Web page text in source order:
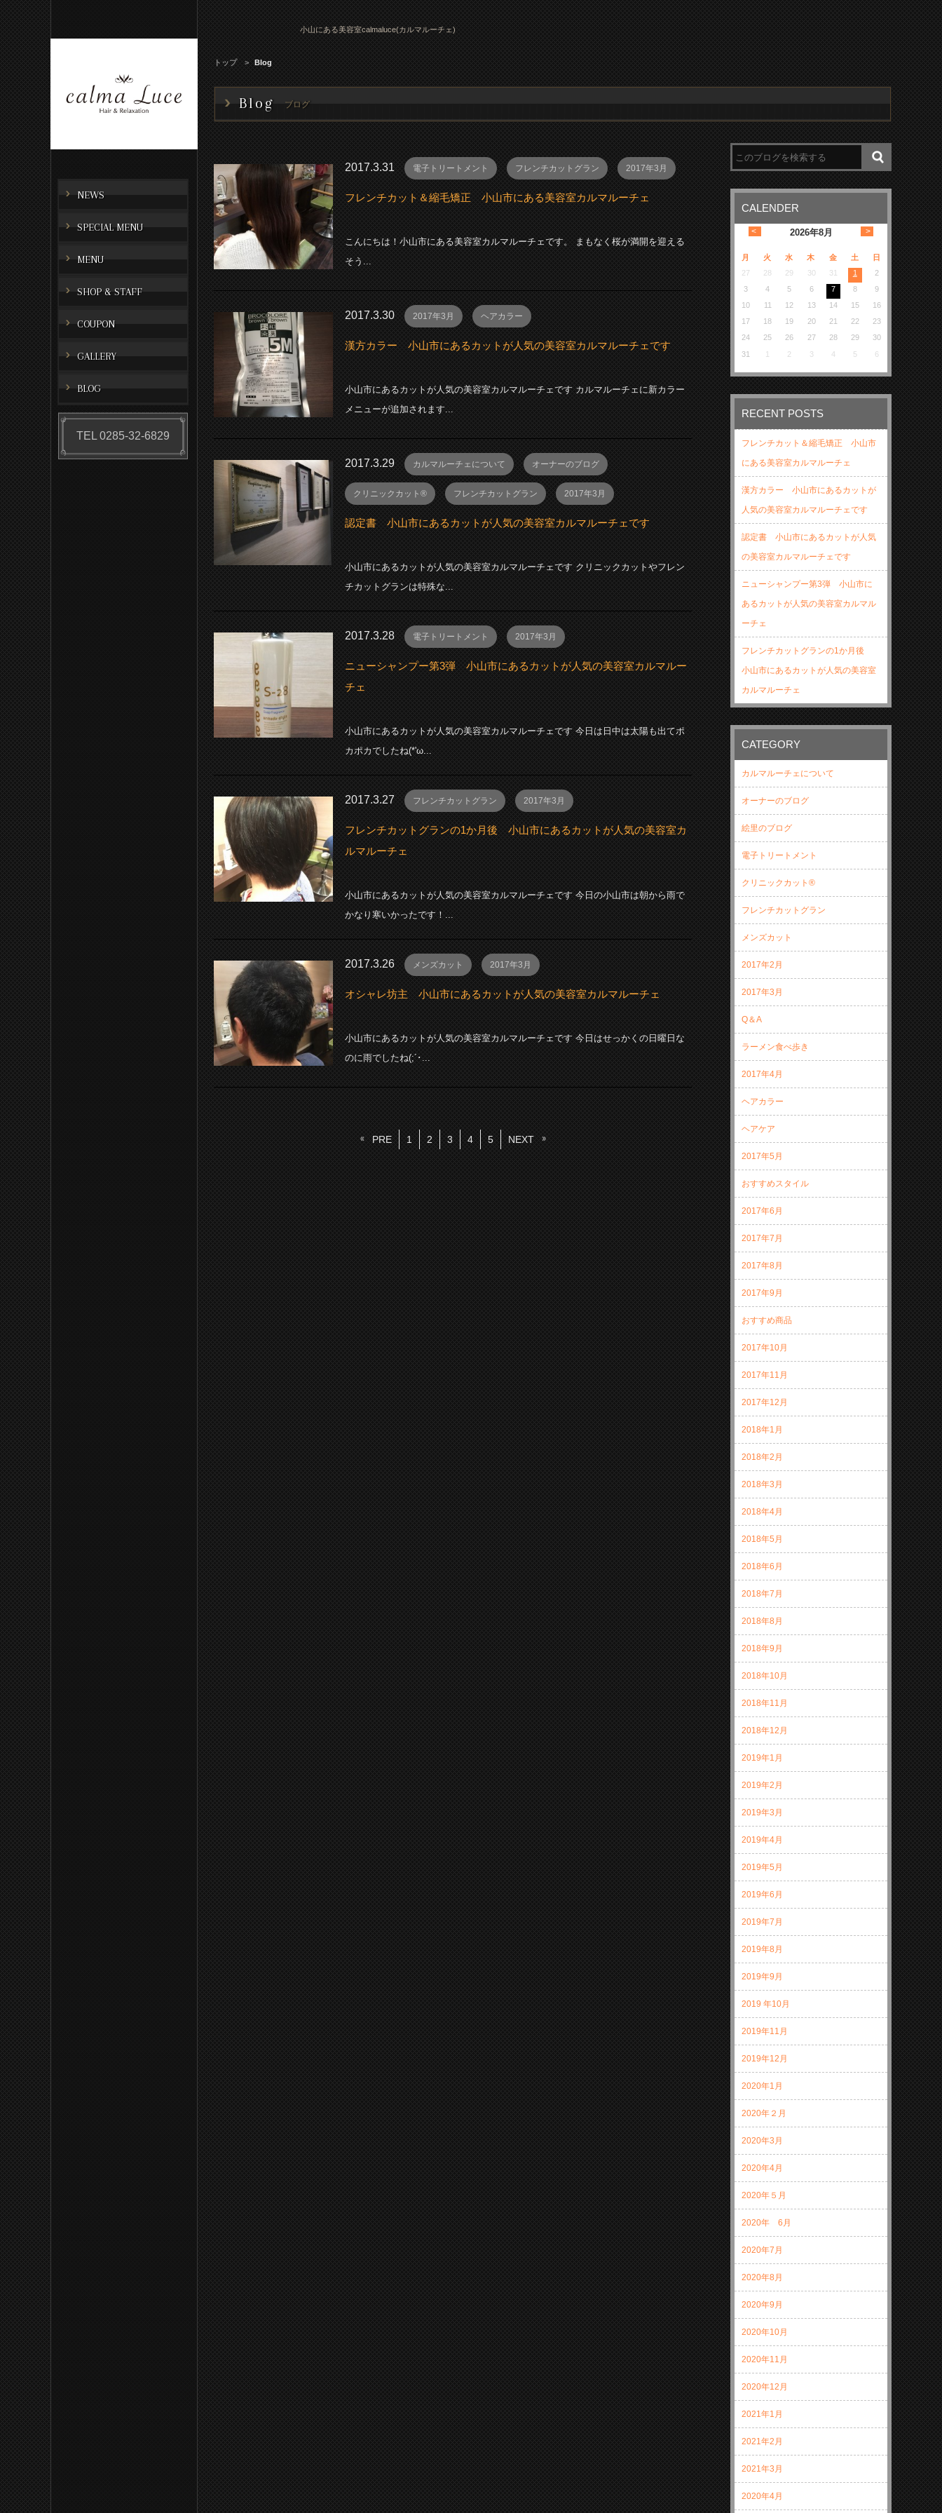
NEWS
SPECIAL MENU
MENU
SHOP & STAFF
COUPON
GALLERY
BLOG
TEL 0285-32-6829
小山にある美容室calmaluce(カルマルーチェ)
トップ Blog
Blog ブログ
2017.3.31 電子トリートメント フレンチカットグラン 2017年3月
フレンチカット＆縮毛矯正 小山市にある美容室カルマルーチェ
こんにちは！小山市にある美容室カルマルーチェです。 まもなく桜が満開を迎える
そう...
2017.3.30 2017年3月 ヘアカラー
漢方カラー 小山市にあるカットが人気の美容室カルマルーチェです
小山市にあるカットが人気の美容室カルマルーチェです カルマルーチェに新カラー
メニューが追加されます...
2017.3.29 カルマルーチェについて オーナーのブログ
クリニックカット® フレンチカットグラン 2017年3月
認定書 小山市にあるカットが人気の美容室カルマルーチェです
小山市にあるカットが人気の美容室カルマルーチェです クリニックカットやフレン
チカットグランは特殊な...
2017.3.28 電子トリートメント 2017年3月
ニューシャンプー第3弾 小山市にあるカットが人気の美容室カルマルー
チェ
小山市にあるカットが人気の美容室カルマルーチェです 今日は日中は太陽も出てポ
カポカでしたね(*'ω...
2017.3.27 フレンチカットグラン 2017年3月
フレンチカットグランの1か月後 小山市にあるカットが人気の美容室カ
ルマルーチェ
小山市にあるカットが人気の美容室カルマルーチェです 今日の小山市は朝から雨で
かなり寒いかったです！...
2017.3.26 メンズカット 2017年3月
オシャレ坊主 小山市にあるカットが人気の美容室カルマルーチェ
小山市にあるカットが人気の美容室カルマルーチェです 今日はせっかくの日曜日な
のに雨でしたね(;´･...
PRE 1 2 3 4 5 NEXT
CALENDER
2026年8月
< >
月 火 水 木 金 土
日
27
28 29 30 31 1
2
3
4 5 6 7 8
9
10
11 12 13 14 15
16
17
18 19 20 21 22
23
24
25 26 27 28 29
30
31
1 2 3 4 5 6
RECENT POSTS
フレンチカット＆縮毛矯正 小山市
にある美容室カルマルーチェ
漢方カラー 小山市にあるカットが
人気の美容室カルマルーチェです
認定書 小山市にあるカットが人気
の美容室カルマルーチェです
ニューシャンプー第3弾 小山市に
あるカットが人気の美容室カルマル
ーチェ
フレンチカットグランの1か月後
小山市にあるカットが人気の美容室
カルマルーチェ
CATEGORY
カルマルーチェについて
オーナーのブログ
絵里のブログ
電子トリートメント
クリニックカット®
フレンチカットグラン
メンズカット
2017年2月
2017年3月
Q＆A
ラーメン食べ歩き
2017年4月
ヘアカラー
ヘアケア
2017年5月
おすすめスタイル
2017年6月
2017年7月
2017年8月
2017年9月
おすすめ商品
2017年10月
2017年11月
2017年12月
2018年1月
2018年2月
2018年3月
2018年4月
2018年5月
2018年6月
2018年7月
2018年8月
2018年9月
2018年10月
2018年11月
2018年12月
2019年1月
2019年2月
2019年3月
2019年4月
2019年5月
2019年6月
2019年7月
2019年8月
2019年9月
2019 年10月
2019年11月
2019年12月
2020年1月
2020年２月
2020年3月
2020年4月
2020年５月
2020年 6月
2020年7月
2020年8月
2020年9月
2020年10月
2020年11月
2020年12月
2021年1月
2021年2月
2021年3月
2020年4月